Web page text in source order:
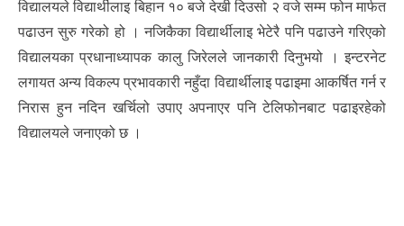
विद्यालयले विद्यार्थीलाइ बिहान १० बजे देखी दिउसो २ वजे सम्म फोन मार्फत
पढाउन सुरु गरेको हो । नजिकैका विद्यार्थीलाइ भेटेरै पनि पढाउने गरिएको
विद्यालयका प्रधानाध्यापक कालु जिरेलले जानकारी दिनुभयो । इन्टरनेट
लगायत अन्य विकल्प प्रभावकारी नहुँदा विद्यार्थीलाइ पढाइमा आकर्षित गर्न र
निरास हुन नदिन खर्चिलो उपाए अपनाएर पनि टेलिफोनबाट पढाइरहेको
विद्यालयले जनाएको छ ।